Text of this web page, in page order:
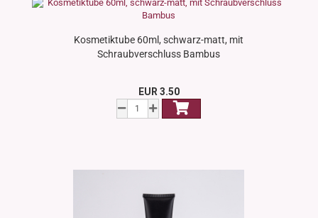
Kosmetiktube 60ml, schwarz-matt, mit
Schraubverschluss Bambus
EUR 3.50